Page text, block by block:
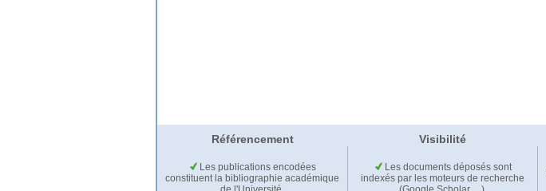
Référencement Visibilité
Les publications encodées
constituent la bibliographie académique
Les documents déposés sont
indexés par les moteurs de recherche